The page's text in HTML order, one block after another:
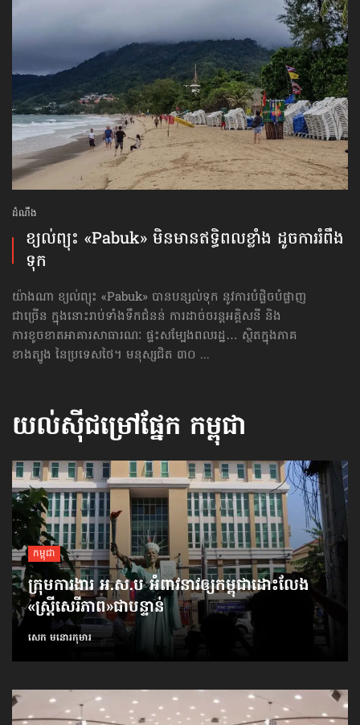
ដំណឹង
ខ្យល់ព្យុះ «Pabuk» មិនមាន​ឥទ្ធិពល​ខ្លាំង ដូច​ការរំពឹង​
ទុក
យ៉ាងណា ខ្យល់ព្យុះ «Pabuk» បានបន្សល់ទុក នូវការបំផ្លិចបំផ្លាញ
ជាច្រើន ក្នុងនោះរាប់ទាំងទឹកជំនន់ ការដាច់ចរន្តអគ្គិសនី និង
ការខូចខាត​អាគារសាធារណៈ ផ្ទះសម្បែងពលរដ្ឋ… ស្ថិតក្នុងភាគ
ខាងត្បូង នៃប្រទេសថៃ។ មនុស្សជិត ៣០ ...
យល់ស៊ីជម្រៅផ្នែក កម្ពុជា
កម្ពុជា
ក្រុមការងារ អ.ស.ប អំពាវនាវ​ឲ្យកម្ពុជា​ដោះលែង​
«ស្ត្រីសេរីភាព»​ជាបន្ទាន់
សេក មនោរកុមារ